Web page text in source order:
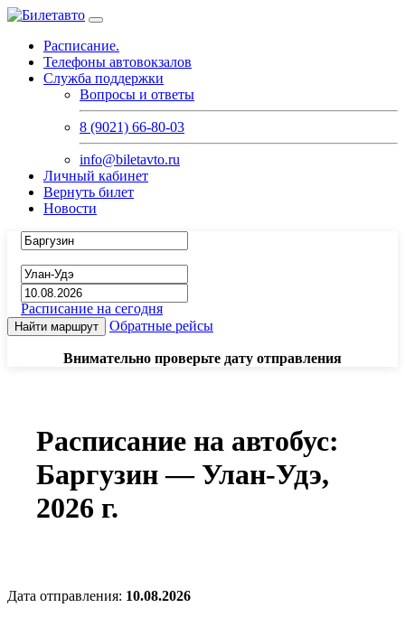
Расписание.
Телефоны автовокзалов
Служба поддержки
Вопросы и ответы
8 (9021) 66-80-03
info@biletavto.ru
Личный кабинет
Вернуть билет
Новости
Расписание на сегодня
Найти маршрут Обратные рейсы
Внимательно проверьте дату отправления
Расписание на автобус:
Баргузин — Улан-Удэ,
2026 г.
Дата отправления: 10.08.2026